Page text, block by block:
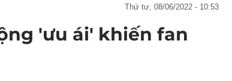
thứ tư, 08/06/2022 - 10:53
'ưu ái' khiến fan